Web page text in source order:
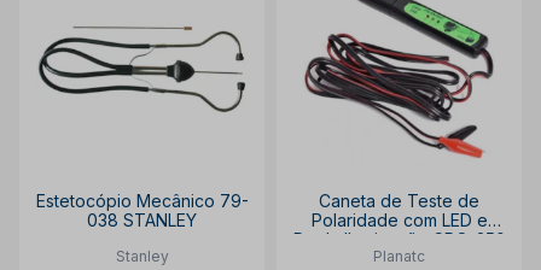
Estetocópio Mecânico 79-
038 STANLEY
Stanley
Caneta de Teste de
Polaridade com LED e
Dupla IIuminação CPO-250
PLANATC
Planatc